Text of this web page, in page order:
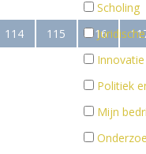
114 115 116
Scholing
Politiek
Mijn